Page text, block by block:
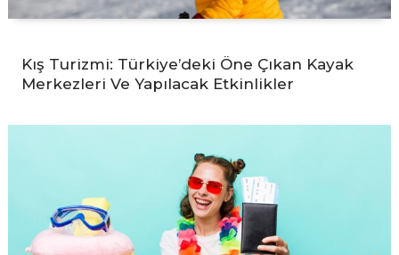
Kış Turizmi: Türkiye’deki Öne Çıkan Kayak
Merkezleri Ve Yapılacak Etkinlikler